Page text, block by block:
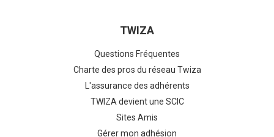
TWIZA
Questions Fréquentes
Charte des pros du réseau Twiza
L'assurance des adhérents
TWIZA devient une SCIC
Sites Amis
Gérer mon adhésion